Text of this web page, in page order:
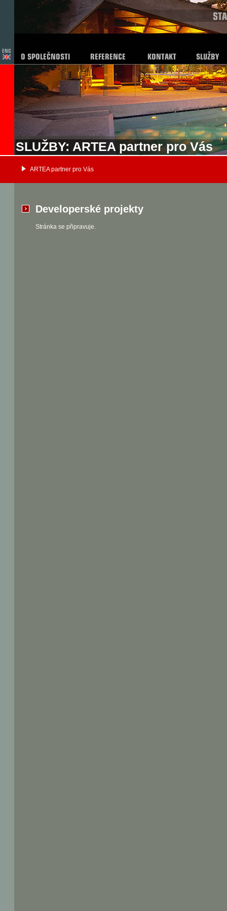
SLUŽBY: ARTEA partner pro Vás
ARTEA partner pro Vás
Developerské projekty
Stránka se připravuje.